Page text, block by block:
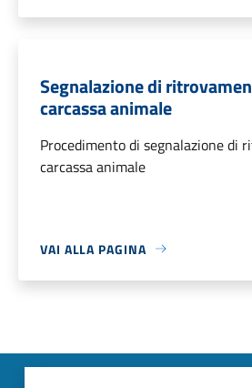
Segnalazione di
carcassa animale
Procedimento di segnalazione di
carcassa animale
VAI ALLA PAGINA